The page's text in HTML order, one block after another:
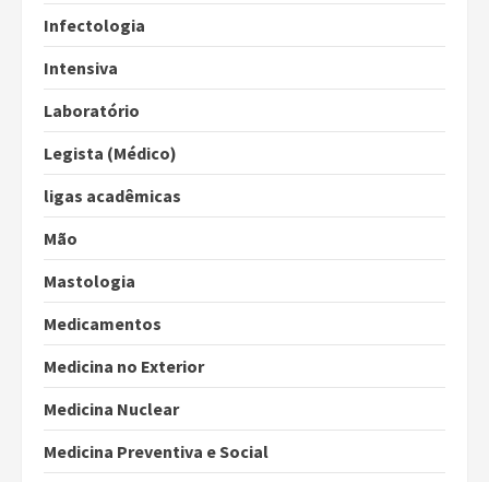
Infectologia
Intensiva
Laboratório
Legista (Médico)
ligas acadêmicas
Mão
Mastologia
Medicamentos
Medicina no Exterior
Medicina Nuclear
Medicina Preventiva e Social